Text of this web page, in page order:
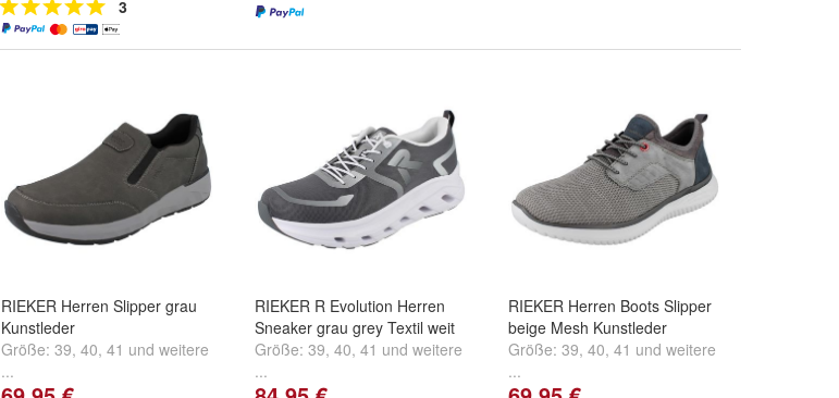
3
RIEKER Herren Slipper grau
Kunstleder
Größe: 39, 40, 41 und weitere
...
RIEKER R Evolution Herren
Sneaker grau grey Textil weit
Größe: 39, 40, 41 und weitere
...
RIEKER Herren Boots Slipper
beige Mesh Kunstleder
Größe: 39, 40, 41 und weitere
...